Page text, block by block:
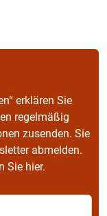
erklären Sie
regelmäßig
zusenden. Sie
abmelden.
Sie hier.